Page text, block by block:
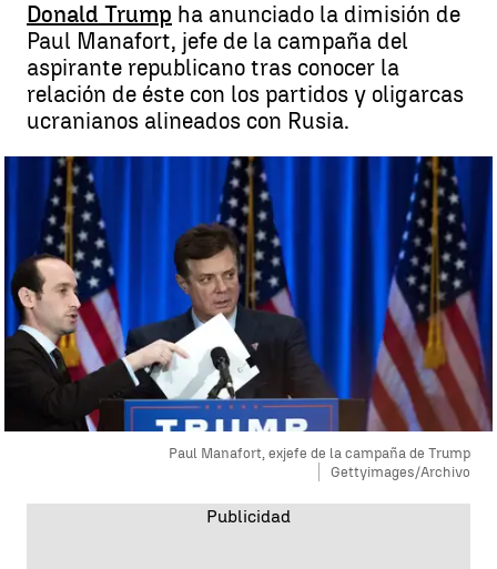
Donald Trump ha anunciado la dimisión de
Paul Manafort, jefe de la campaña del
aspirante republicano tras conocer la
relación de éste con los partidos y oligarcas
ucranianos alineados con Rusia.
Paul Manafort, exjefe de la campaña de Trump
Gettyimages/Archivo